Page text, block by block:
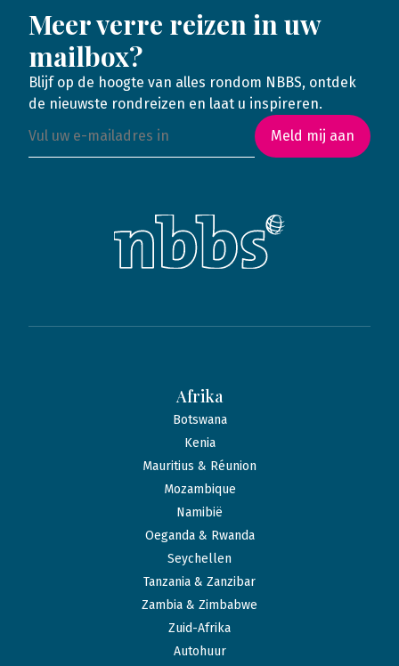
Meer verre reizen in uw
mailbox?
Blijf op de hoogte van alles rondom NBBS, ontdek
de nieuwste rondreizen en laat u inspireren.
Meld mij aan
Afrika
Botswana
Kenia
Mauritius & Réunion
Mozambique
Namibië
Oeganda & Rwanda
Seychellen
Tanzania & Zanzibar
Zambia & Zimbabwe
Zuid-Afrika
Autohuur